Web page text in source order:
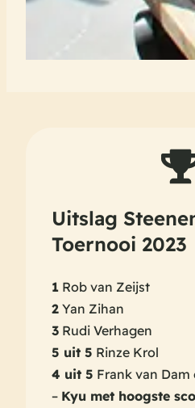
Uitslag
Toernooi 2023
1 Rob van Zeijst
2 Yan Zihan
3 Rudi Verhagen
5 uit 5 Rinze Krol
4 uit 5 Frank van
– Kyu met hoogste